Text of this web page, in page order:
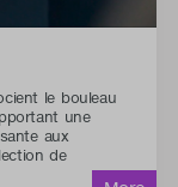
le bouleau
une
aux
de